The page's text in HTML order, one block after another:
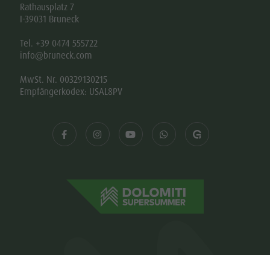
Rathausplatz 7
I-39031 Bruneck
Tel. +39 0474 555722
info@bruneck.com
MwSt. Nr. 00329130215
Empfängerkodex: USAL8PV